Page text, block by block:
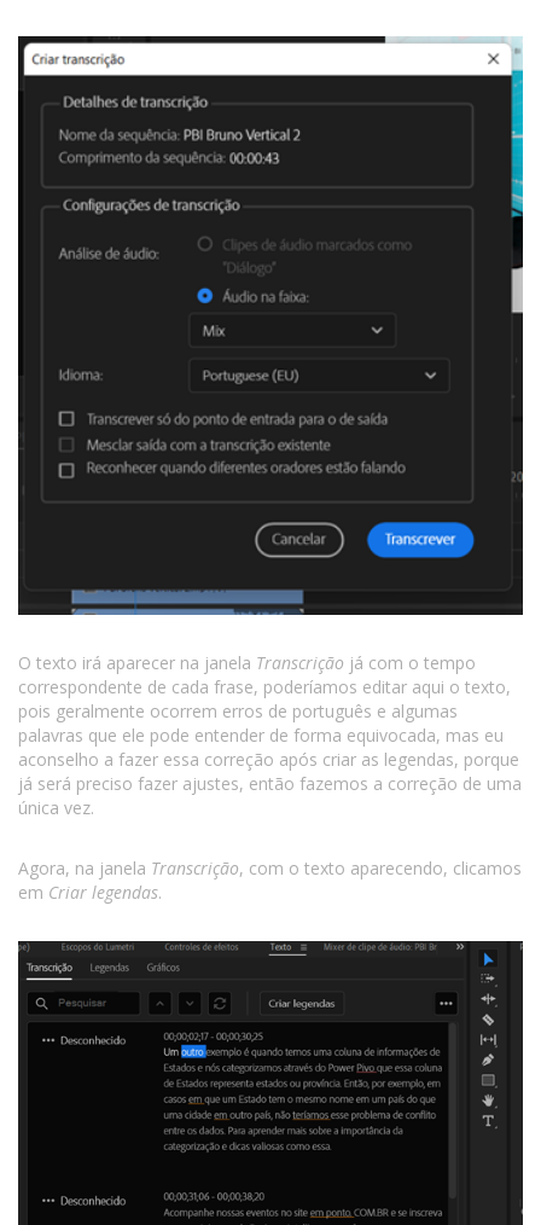
O texto irá aparecer na janela Transcrição já com o tempo
correspondente de cada frase, poderíamos editar aqui o texto,
pois geralmente ocorrem erros de português e algumas
palavras que ele pode entender de forma equivocada, mas eu
aconselho a fazer essa correção após criar as legendas, porque
já será preciso fazer ajustes, então fazemos a correção de uma
única vez.
Agora, na janela Transcrição, com o texto aparecendo, clicamos
em Criar legendas.